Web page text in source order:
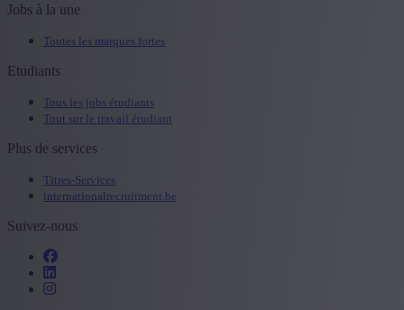
Jobs à la une
Toutes les marques fortes
Etudiants
Tous les jobs étudiants
Tout sur le travail étudiant
Plus de services
Titres-Services
internationalrecruitment.be
Suivez-nous